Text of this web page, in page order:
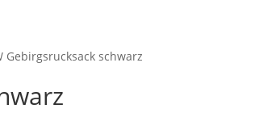
Gebirgsrucksack schwarz